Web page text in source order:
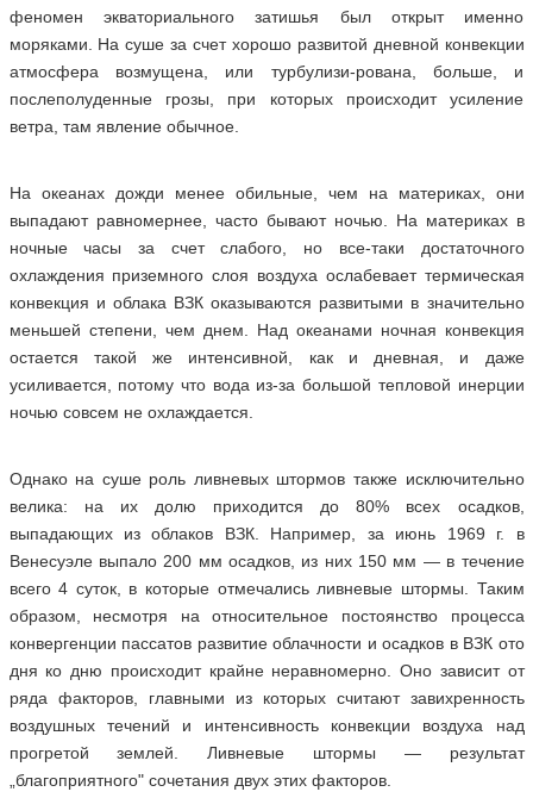
феномен экваториального затишья был открыт именно
моряками. На суше за счет хорошо развитой дневной конвекции
атмосфера возмущена, или турбулизи-рована, больше, и
послеполуденные грозы, при которых происходит усиление
ветра, там явление обычное.
На океанах дожди менее обильные, чем на материках, они
выпадают равномернее, часто бывают ночью. На материках в
ночные часы за счет слабого, но все-таки достаточного
охлаждения приземного слоя воздуха ослабевает термическая
конвекция и облака ВЗК оказываются развитыми в значительно
меньшей степени, чем днем. Над океанами ночная конвекция
остается такой же интенсивной, как и дневная, и даже
усиливается, потому что вода из-за большой тепловой инерции
ночью совсем не охлаждается.
Однако на суше роль ливневых штормов также исключительно
велика: на их долю приходится до 80% всех осадков,
выпадающих из облаков ВЗК. Например, за июнь 1969 г. в
Венесуэле выпало 200 мм осадков, из них 150 мм — в течение
всего 4 суток, в которые отмечались ливневые штормы. Таким
образом, несмотря на относительное постоянство процесса
конвергенции пассатов развитие облачности и осадков в ВЗК ото
дня ко дню происходит крайне неравномерно. Оно зависит от
ряда факторов, главными из которых считают завихренность
воздушных течений и интенсивность конвекции воздуха над
прогретой землей. Ливневые штормы — результат
„благоприятного" сочетания двух этих факторов.